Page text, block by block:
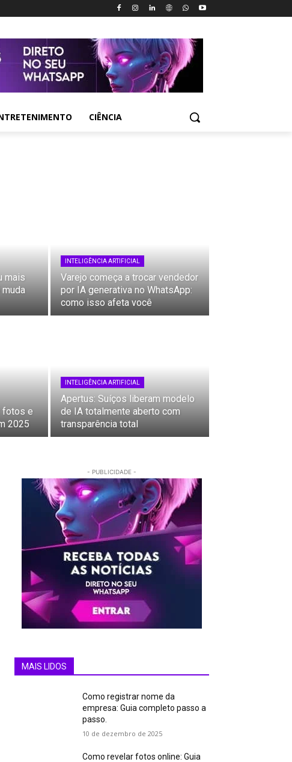
CIÊNCIA
mais
INTELIGÊNCIA ARTIFICIAL
Varejo começa a trocar vendedor
por IA generativa no WhatsApp:
como isso afeta você
fotos e
2025
INTELIGÊNCIA ARTIFICIAL
Apertus: Suíços liberam modelo
de IA totalmente aberto com
transparência total
- PUBLICIDADE -
MAIS LIDOS
Como registrar nome da
empresa: Guia completo passo a
passo.
10 de dezembro de 2025
Como revelar fotos online: Guia